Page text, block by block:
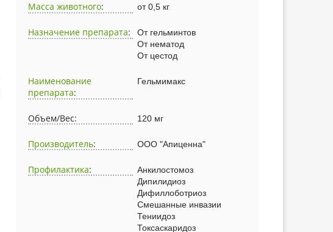
Масса животного: от 0,5 кг
Назначение препарата:
От гельминтов
От нематод
От цестод
Наименование
препарата:
Гельмимакс
Объем/Вес: 120 мг
Производитель: ООО "Апиценна"
Профилактика:
Анкилостомоз
Дипилидиоз
Дифиллоботриоз
Смешанные инвазии
Тениидоз
Токсаскаридоз